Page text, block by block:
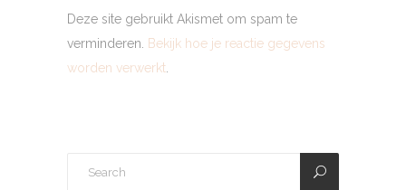
Deze site gebruikt Akismet om spam te
verminderen.
Bekijk hoe je reactie gegevens
worden verwerkt